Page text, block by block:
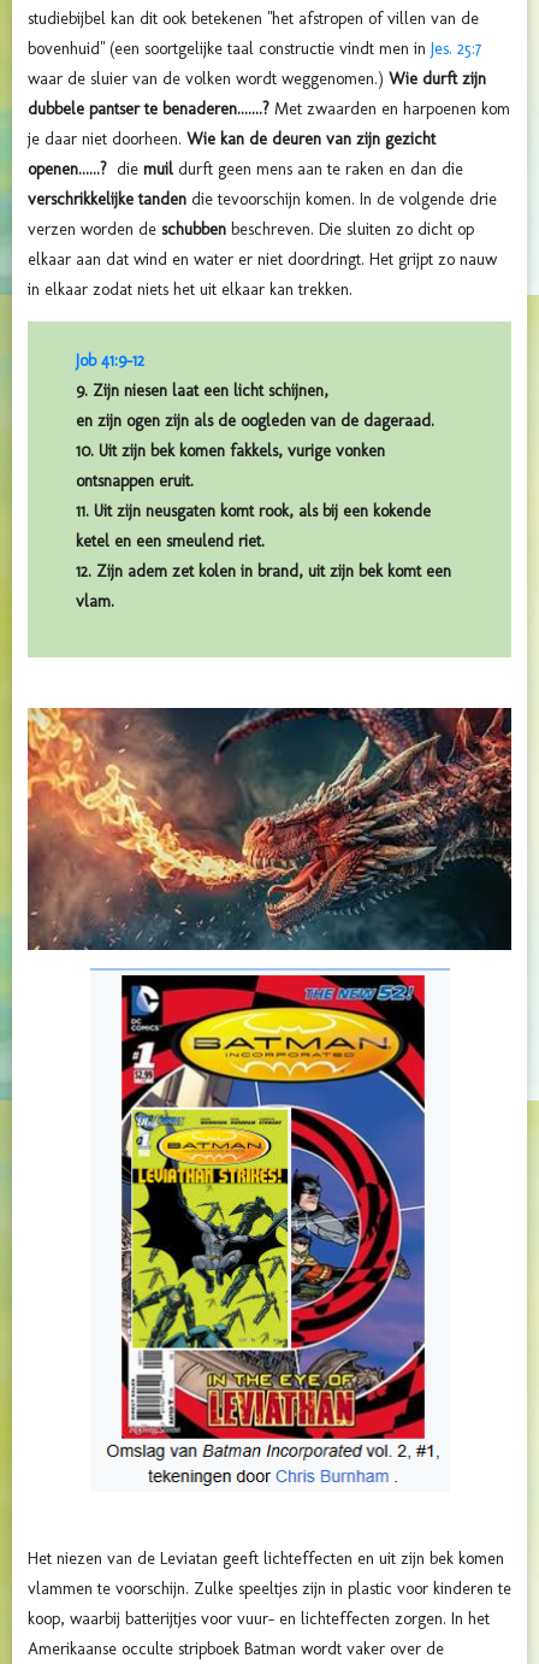
studiebijbel kan dit ook betekenen "het afstropen of villen van de
bovenhuid" (een soortgelijke taal constructie vindt men in Jes. 25:7
waar de sluier van de volken wordt weggenomen.) Wie durft zijn
dubbele pantser te benaderen.......? Met zwaarden en harpoenen kom
je daar niet doorheen. Wie kan de deuren van zijn gezicht
openen......? die muil durft geen mens aan te raken en dan die
verschrikkelijke tanden die tevoorschijn komen. In de volgende drie
verzen worden de schubben beschreven. Die sluiten zo dicht op
elkaar aan dat wind en water er niet doordringt. Het grijpt zo nauw
in elkaar zodat niets het uit elkaar kan trekken.
Job 41:9-12
9. Zijn niesen laat een licht schijnen,
en zijn ogen zijn als de oogleden van de dageraad.
10. Uit zijn bek komen fakkels, vurige vonken
ontsnappen eruit.
11. Uit zijn neusgaten komt rook, als bij een kokende
ketel en een smeulend riet.
12. Zijn adem zet kolen in brand, uit zijn bek komt een
vlam.
Het niezen van de Leviatan geeft lichteffecten en uit zijn bek komen
vlammen te voorschijn. Zulke speeltjes zijn in plastic voor kinderen te
koop, waarbij batterijtjes voor vuur- en lichteffecten zorgen. In het
Amerikaanse occulte stripboek Batman wordt vaker over de